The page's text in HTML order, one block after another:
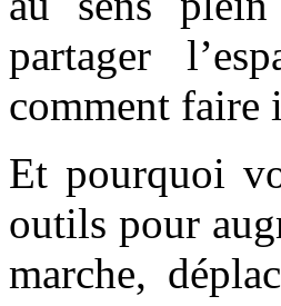
partager
comment faire
Et pourquoi
outils pour
marche,